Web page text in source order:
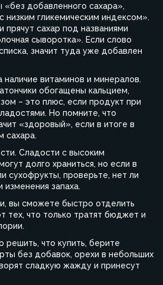
добавленного сахара»,
низким гликемическим индексом».
прячут сахар под названиями
сыворотка». Если слово
значит туда уже добавлен
витаминов и минералов.
обогащены кальцием,
– это плюс, если продукт при
Но помните, что
«здоровый», если в итоге в
сахара.
Сладости с высоким
долго храниться, но если в
сухофрукты, проверьте, нет ли
изменения запаха.
вы сможете быстро отделить
тех, что только тратят бюджет и
решить, что купить, берите
без добавок, орехи в небольших
сладкую жажду и принесут